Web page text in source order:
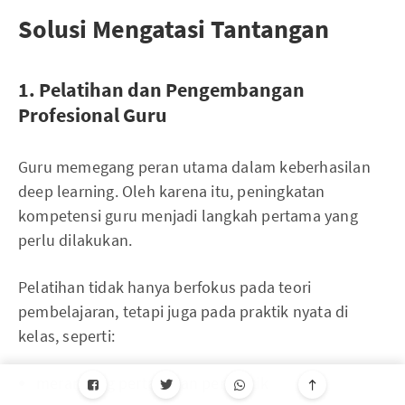
Solusi Mengatasi Tantangan
1. Pelatihan dan Pengembangan
Profesional Guru
Guru memegang peran utama dalam keberhasilan
deep learning. Oleh karena itu, peningkatan
kompetensi guru menjadi langkah pertama yang
perlu dilakukan.
Pelatihan tidak hanya berfokus pada teori
pembelajaran, tetapi juga pada praktik nyata di
kelas, seperti:
merancang pertanyaan pemantik